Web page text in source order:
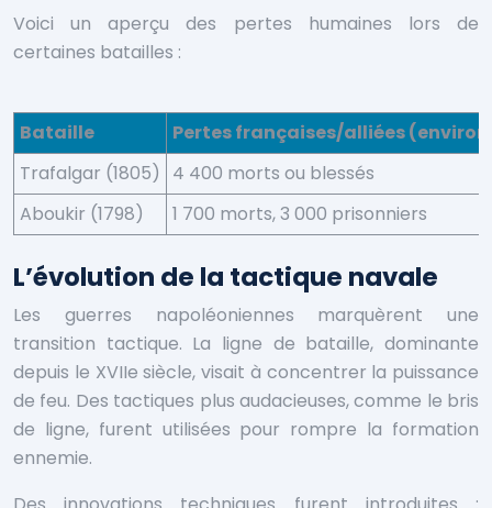
Voici un aperçu des pertes humaines lors de
certaines batailles :
Bataille
Pertes françaises/alliées
Trafalgar (1805)
4 400 morts ou blessés
Aboukir (1798)
1 700 morts, 3 000 prisonniers
L’évolution de la tactique navale
Les guerres napoléoniennes marquèrent une
transition tactique. La ligne de bataille, dominante
depuis le XVIIe siècle, visait à concentrer la puissance
de feu. Des tactiques plus audacieuses, comme le bris
de ligne, furent utilisées pour rompre la formation
ennemie.